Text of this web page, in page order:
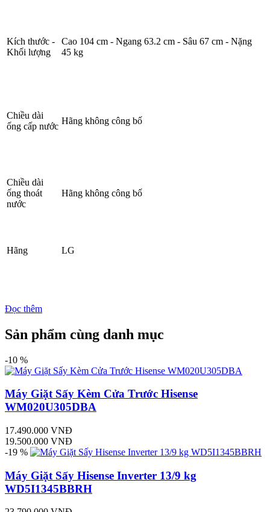
Kích thước -
Khối lượng
Cao 104 cm - Ngang 63.2 cm - Sâu 67 cm - Nặng
45 kg
Chiều dài
ống cấp nước
Hãng không công bố
Chiều dài
ống thoát
nước
Hãng không công bố
Hãng LG
Đọc thêm
Sản phẩm cùng danh mục
-10 %
Máy Giặt Sấy Kèm Cửa Trước Hisense
WM020U305DBA
17.490.000 VNĐ
19.500.000 VNĐ
-19 %
Máy Giặt Sấy Hisense Inverter 13/9 kg
WD5I1345BBRH